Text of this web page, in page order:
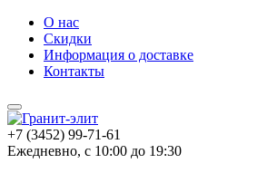
О нас
Скидки
Информация о доставке
Контакты
+7 (3452) 99-71-61
Ежедневно, с 10:00 до 19:30